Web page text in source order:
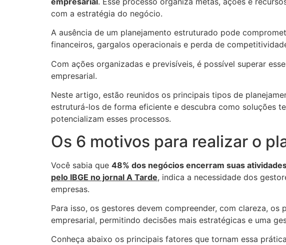
com a estratégia do negócio.
A ausência de um planejamento estruturado pode
financeiros, gargalos operacionais e perda de
Com ações organizadas e previsíveis, é possível superar
empresarial.
Neste artigo, estão reunidos os principais tipos de
estruturá-los de forma eficiente e descubra como soluções
potencializam esses processos.
Os 6 motivos para realizar o
Você sabia que 48% dos negócios encerram suas
pelo IBGE no jornal A Tarde, indica a necessidade dos
empresas.
Para isso, os gestores devem compreender, com clareza,
empresarial, permitindo decisões mais estratégicas e uma
Conheça abaixo os principais fatores que tornam essa